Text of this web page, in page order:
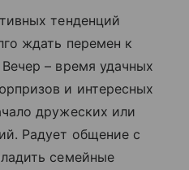
тенденций
ждать перемен к
– время удачных
и интересных
дружеских или
Радует общение с
семейные